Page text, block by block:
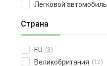
Легковой автомобиль
Страна
EU (3)
Великобритания (12)